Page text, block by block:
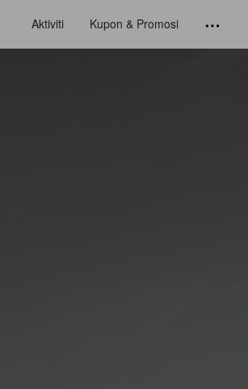
Aktiviti Kupon & Promosi